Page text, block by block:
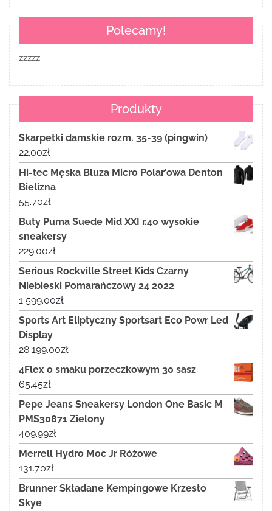
Polecamy!
zzzzz
Produkty
Skarpetki damskie rozm. 35-39 (pingwin)
22.00zł
Hi-tec Męska Bluza Micro Polar'owa Denton
Bielizna
55.70zł
Buty Puma Suede Mid XXI r.40 wysokie
sneakersy
229.00zł
Serious Rockville Street Kids Czarny
Niebieski Pomarańczowy 24 2022
1 599.00zł
Sports Art Eliptyczny Sportsart Eco Powr Led
Display
28 199.00zł
4Flex o smaku porzeczkowym 30 sasz
65.45zł
Pepe Jeans Sneakersy London One Basic M
PMS30871 Zielony
409.99zł
Merrell Hydro Moc Jr Różowe
131.70zł
Brunner Składane Kempingowe Krzesło
Skye